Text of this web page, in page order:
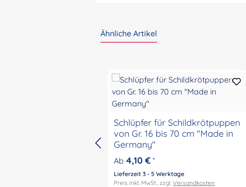
Ähnliche Artikel
Schlüpfer für Schildkrötpuppen
von Gr. 16 bis 70 cm "Made in
Germany"
Ab 4,10 € *
Lieferzeit 3 - 5 Werktage
Preis inkl. MwSt., zzgl. Versandkosten